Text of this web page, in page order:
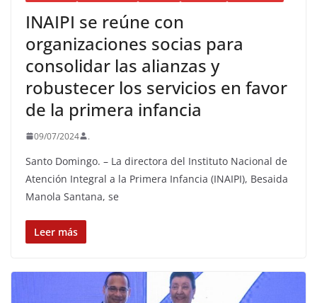
INAIPI se reúne con
organizaciones socias para
consolidar las alianzas y
robustecer los servicios en favor
de la primera infancia
09/07/2024 .
Santo Domingo. – La directora del Instituto Nacional de
Atención Integral a la Primera Infancia (INAIPI), Besaida
Manola Santana, se
Leer más